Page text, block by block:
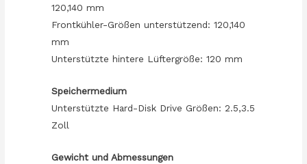
120,140 mm
Frontkühler-Größen unterstützend: 120,140
mm
Unterstützte hintere Lüftergröße: 120 mm
Speichermedium
Unterstützte Hard-Disk Drive Größen: 2.5,3.5
Zoll
Gewicht und Abmessungen